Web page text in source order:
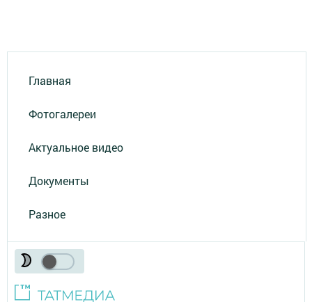
Главная
Фотогалереи
Актуальное видео
Документы
Разное